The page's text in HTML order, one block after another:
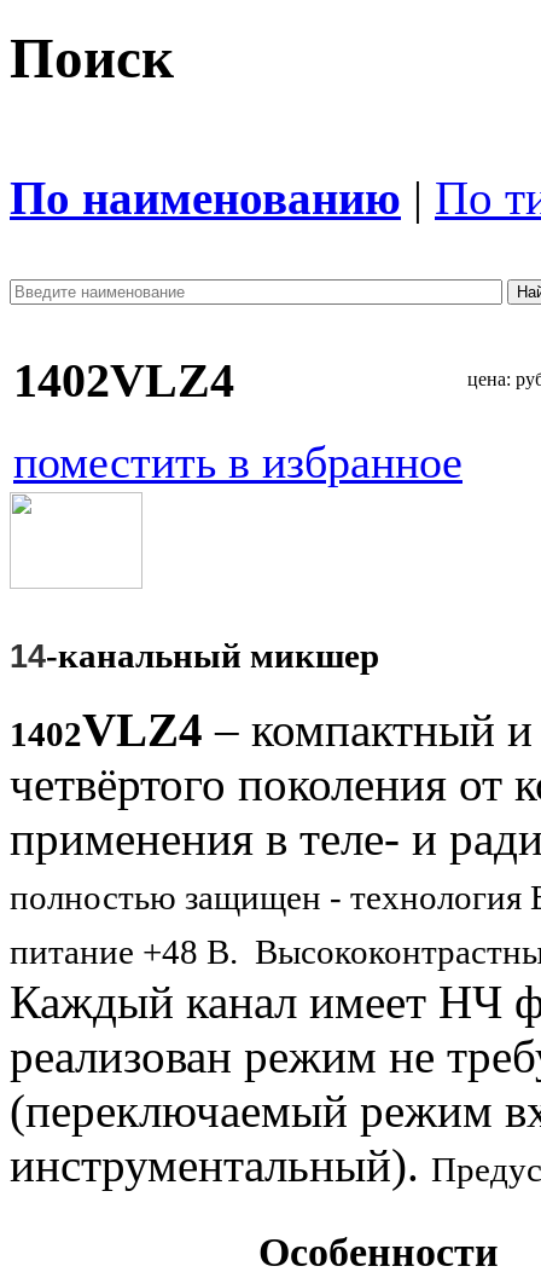
Поиск
По наименованию | По
1402VLZ4 цена:
поместить в избранное
14-канальный микшер
1402VLZ4 – компактный
четвёртого поколения от
применения в теле- и
полностью защищен -
питание +48 В.
Каждый канал имеет НЧ
реализован режим не
(переключаемый режим
инструментальный).
Особенности